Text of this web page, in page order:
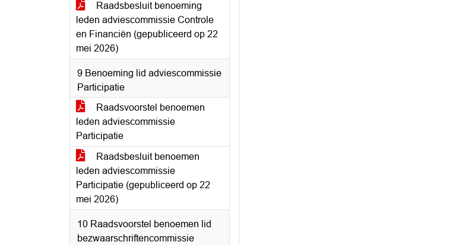
Raadsbesluit benoeming
leden adviescommissie Controle
en Financiën (gepubliceerd op 22
mei 2026)
9 Benoeming lid adviescommissie
Participatie
Raadsvoorstel benoemen
leden adviescommissie
Participatie
Raadsbesluit benoemen
leden adviescommissie
Participatie (gepubliceerd op 22
mei 2026)
10 Raadsvoorstel benoemen lid
bezwaarschriftencommissie